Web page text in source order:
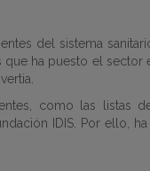
del sistema
ha puesto el sector
como las listas
IDIS. Por ello,